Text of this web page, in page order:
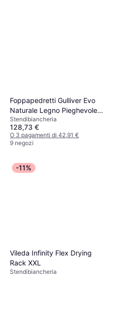
Foppapedretti Gulliver Evo
Naturale Legno Pieghevole
Naturale - Gulliver Evo
Naturale
Stendibiancheria
128,73 €
O 3 pagamenti di 42,91 €
9 negozi
-11%
Vileda Infinity Flex Drying
Rack XXL
Stendibiancheria